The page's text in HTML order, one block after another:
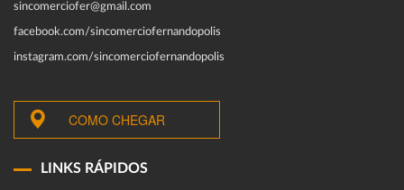
sincomerciofer@gmail.com
facebook.com/sincomerciofernandopolis
instagram.com/sincomerciofernandopolis
COMO CHEGAR
LINKS RÁPIDOS